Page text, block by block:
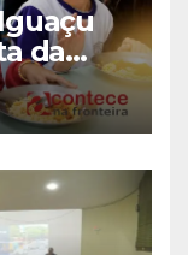
da